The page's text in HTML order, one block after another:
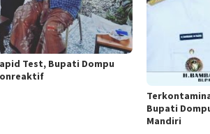
Test, Bupati Dompu
Bupati
Mandiri